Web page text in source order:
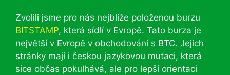
Zvolili jsme pro nás nejblíže položenou burzu
BITSTAMP, která sídlí v Evropě. Tato burza je
největší v Evropě v obchodování s BTC. Jejich
stránky mají i českou jazykovou mutaci, která
sice občas pokulhává, ale pro lepší orientaci